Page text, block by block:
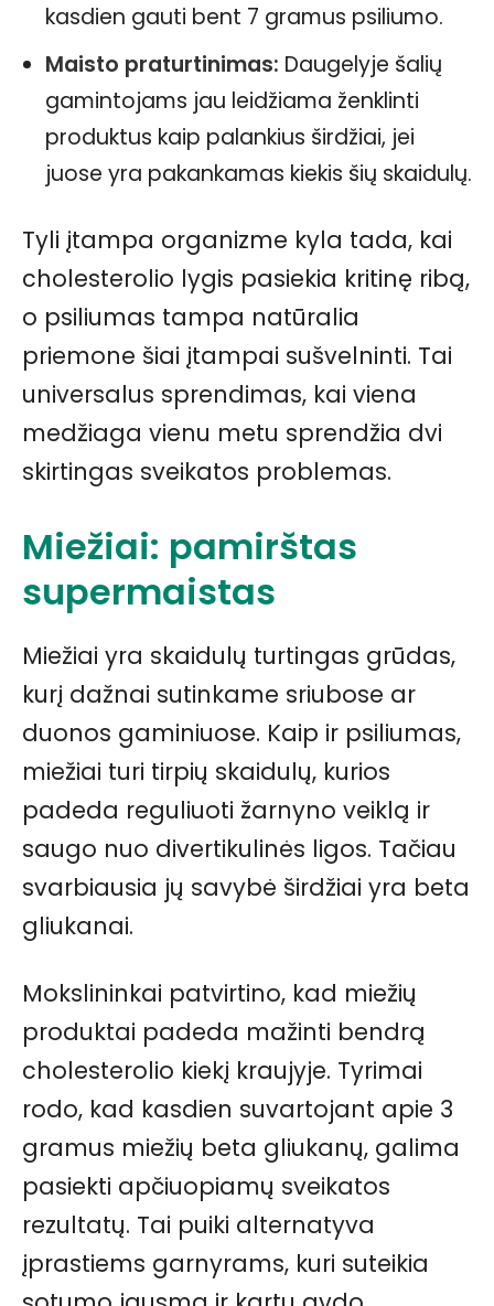
kasdien gauti bent 7 gramus psiliumo.
Maisto praturtinimas: Daugelyje šalių
gamintojams jau leidžiama ženklinti
produktus kaip palankius širdžiai, jei
juose yra pakankamas kiekis šių skaidulų.
Tyli įtampa organizme kyla tada, kai
cholesterolio lygis pasiekia kritinę ribą,
o psiliumas tampa natūralia
priemone šiai įtampai sušvelninti. Tai
universalus sprendimas, kai viena
medžiaga vienu metu sprendžia dvi
skirtingas sveikatos problemas.
Miežiai: pamirštas
supermaistas
Miežiai yra skaidulų turtingas grūdas,
kurį dažnai sutinkame sriubose ar
duonos gaminiuose. Kaip ir psiliumas,
miežiai turi tirpių skaidulų, kurios
padeda reguliuoti žarnyno veiklą ir
saugo nuo divertikulinės ligos. Tačiau
svarbiausia jų savybė širdžiai yra beta
gliukanai.
Mokslininkai patvirtino, kad miežių
produktai padeda mažinti bendrą
cholesterolio kiekį kraujyje. Tyrimai
rodo, kad kasdien suvartojant apie 3
gramus miežių beta gliukanų, galima
pasiekti apčiuopiamų sveikatos
rezultatų. Tai puiki alternatyva
įprastiems garnyrams, kuri suteikia